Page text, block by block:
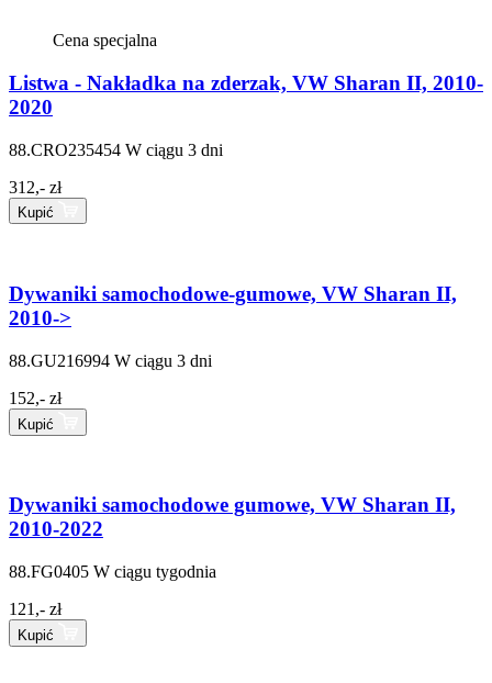
Cena specjalna
Listwa - Nakładka na zderzak, VW Sharan II, 2010-
2020
88.CRO235454 W ciągu 3 dni
312,- zł
Kupić
Dywaniki samochodowe-gumowe, VW Sharan II,
2010->
88.GU216994 W ciągu 3 dni
152,- zł
Kupić
Dywaniki samochodowe gumowe, VW Sharan II,
2010-2022
88.FG0405 W ciągu tygodnia
121,- zł
Kupić